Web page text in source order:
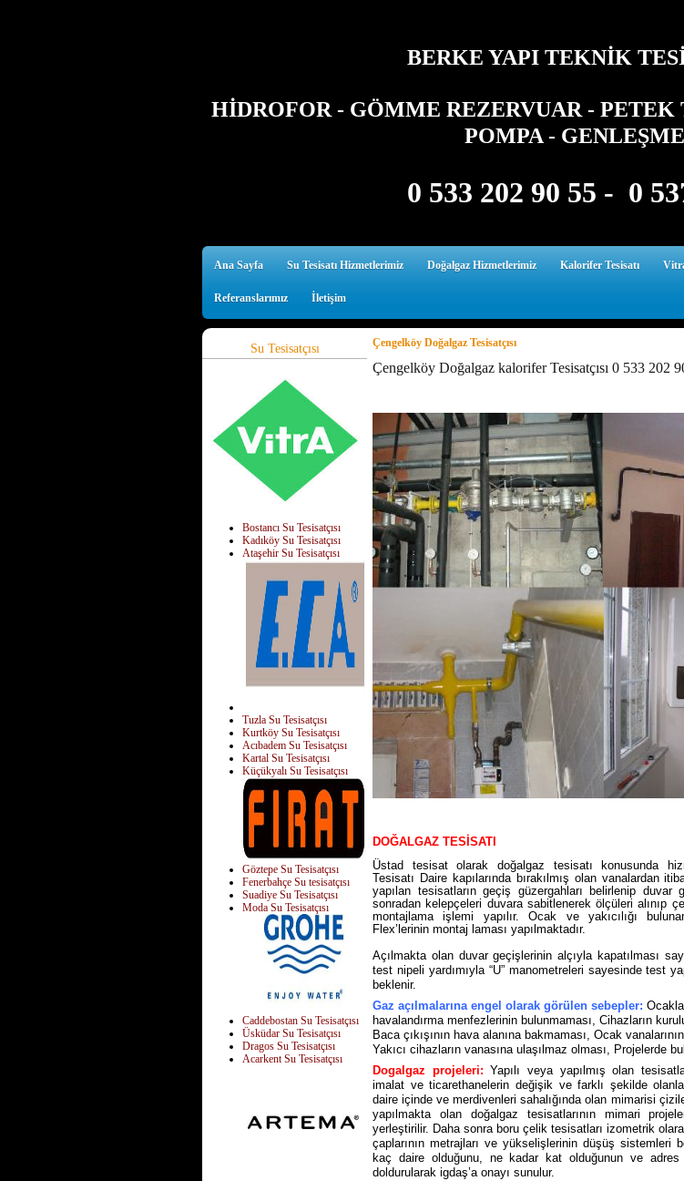
BERKE YAPI TEKNİK
HİDROFOR - GÖMME REZERVUAR -
POMPA -
0 533 202 90 55 - 0
Ana Sayfa Su Tesisatı Hizmetlerimiz Doğalgaz Hizmetlerimiz Kalorifer Tesisatı
Referanslarımız İletişim
Su Tesisatçısı
Bostancı Su Tesisatçısı
Kadıköy Su Tesisatçısı
Ataşehir Su Tesisatçısı
Tuzla Su Tesisatçısı
Kurtköy Su Tesisatçısı
Acıbadem Su Tesisatçısı
Kartal Su Tesisatçısı
Küçükyalı Su Tesisatçısı
Göztepe Su Tesisatçısı
Fenerbahçe Su tesisatçısı
Suadiye Su Tesisatçısı
Moda Su Tesisatçısı
Caddebostan Su Tesisatçısı
Üsküdar Su Tesisatçısı
Dragos Su Tesisatçısı
Acarkent Su Tesisatçısı
Çengelköy Doğalgaz Tesisatçısı
Çengelköy Doğalgaz kalorifer Tesisatçısı 0 533 202
DOĞALGAZ TESİSATI
Üstad tesisat olarak doğalgaz tesisatı konusunda
Tesisatı Daire kapılarında bırakılmış olan vanalardan
yapılan tesisatların geçiş güzergahları belirlenip duvar
sonradan kelepçeleri duvara sabitlenerek ölçüleri alınıp
montajlama işlemi yapılır. Ocak ve yakıcılığı
Flex’lerinin montaj laması yapılmaktadır.
Açılmakta olan duvar geçişlerinin alçıyla kapatılması
test nipeli yardımıyla “U” manometreleri sayesinde test
beklenir.
Gaz açılmalarına engel olarak görülen sebepler:
havalandırma menfezlerinin bulunmaması, Cihazların
Baca çıkışının hava alanına bakmaması, Ocak
Yakıcı cihazların vanasına ulaşılmaz olması, Projelerde
Dogalgaz projeleri: Yapılı veya yapılmış olan
imalat ve ticarethanelerin değişik ve farklı şekilde
daire içinde ve merdivenleri sahalığında olan mimarisi
yapılmakta olan doğalgaz tesisatlarının mimari
yerleştirilir. Daha sonra boru çelik tesisatları izometrik
çaplarının metrajları ve yükselişlerinin düşüş sistemleri
kaç daire olduğunu, ne kadar kat olduğunun ve adres
doldurularak igdaş’a onayı sunulur.